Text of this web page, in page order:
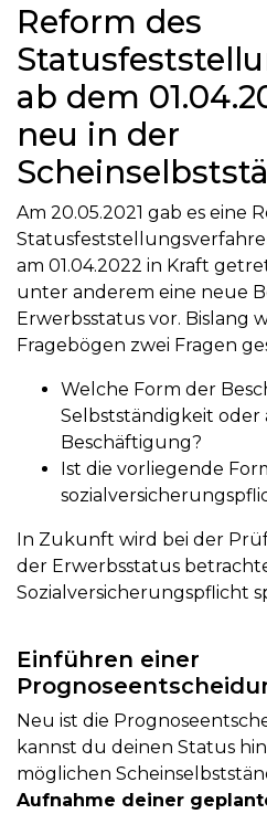
Reform des
ab dem
neu in der
Am 20.05.2021 gab es eine
am 01.04.2022 in Kraft
unter anderem eine neue
Erwerbsstatus vor. Bislang
Fragebögen zwei Fragen
Welche Form der
Selbstständigkeit oder
Beschäftigung?
Ist die vorliegende
In Zukunft wird bei der
der Erwerbsstatus
Sozialversicherungspflicht
Einführen einer
Neu ist die
kannst du deinen Status
möglichen
Aufnahme deiner